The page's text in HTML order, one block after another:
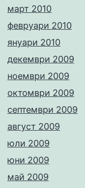
март 2010
февруари 2010
януари 2010
декември 2009
ноември 2009
октомври 2009
септември 2009
август 2009
юли 2009
юни 2009
май 2009